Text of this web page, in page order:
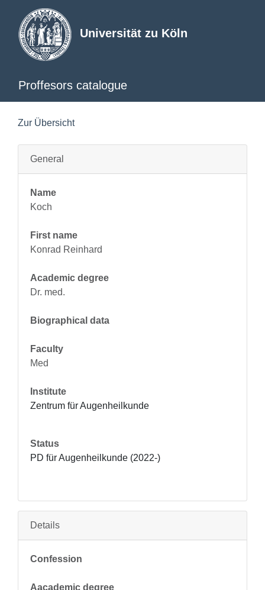
Universität zu Köln
Proffesors catalogue
Zur Übersicht
General
Name
Koch
First name
Konrad Reinhard
Academic degree
Dr. med.
Biographical data
Faculty
Med
Institute
Zentrum für Augenheilkunde
Status
PD für Augenheilkunde (2022-)
Details
Confession
Aacademic degree